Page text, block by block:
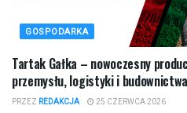
GOSPODARKA
Tartak Gałka – nowoczesny
przemysłu, logistyki i
PRZEZ REDAKCJA 25 CZERWCA 2026